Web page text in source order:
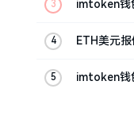
imtoken钱
ETH美元
imtoken钱